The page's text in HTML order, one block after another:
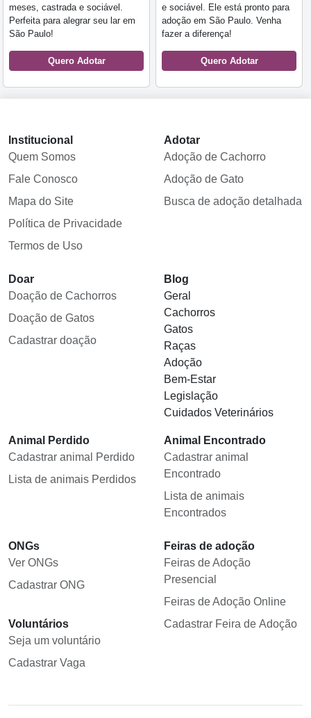
meses, castrada e sociável.
Perfeita para alegrar seu lar em
São Paulo!
Quero Adotar
e sociável. Ele está pronto para
adoção em São Paulo. Venha
fazer a diferença!
Quero Adotar
Institucional
Quem Somos
Fale Conosco
Mapa do Site
Política de Privacidade
Termos de Uso
Adotar
Adoção de Cachorro
Adoção de Gato
Busca de adoção detalhada
Doar
Doação de Cachorros
Doação de Gatos
Cadastrar doação
Blog
Geral
Cachorros
Gatos
Raças
Adoção
Bem-Estar
Legislação
Cuidados Veterinários
Animal Perdido
Cadastrar animal Perdido
Lista de animais Perdidos
Animal Encontrado
Cadastrar animal
Encontrado
Lista de animais
Encontrados
ONGs
Ver ONGs
Cadastrar ONG
Voluntários
Seja um voluntário
Cadastrar Vaga
Feiras de adoção
Feiras de Adoção
Presencial
Feiras de Adoção Online
Cadastrar Feira de Adoção